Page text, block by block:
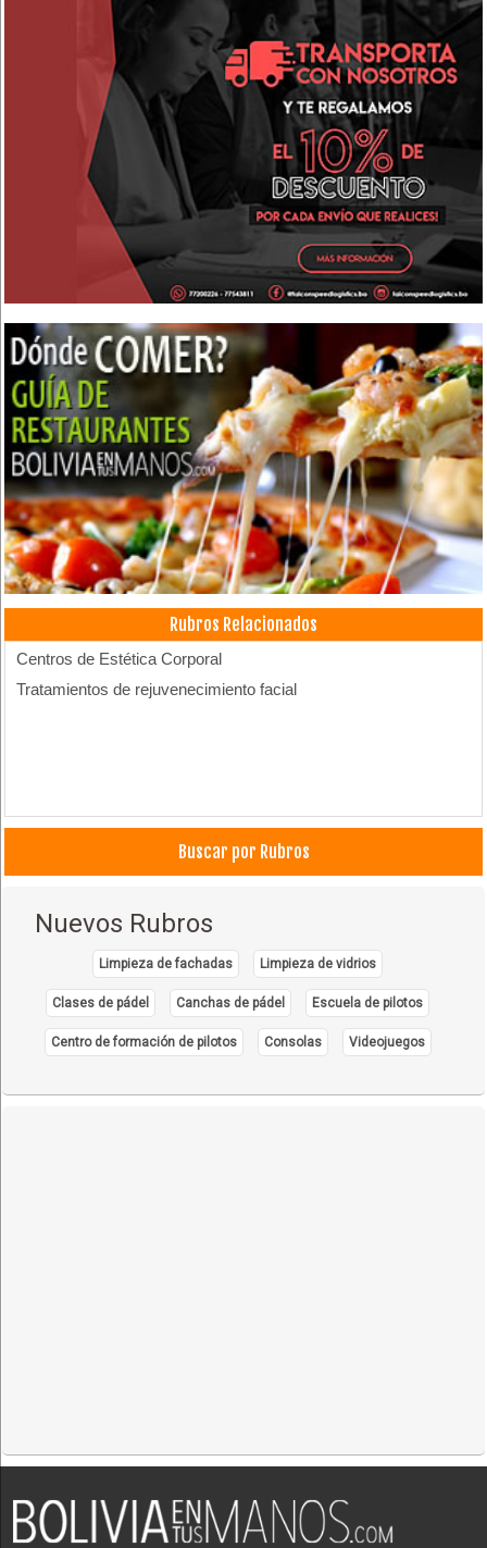
Rubros Relacionados
Centros de Estética Corporal
Tratamientos de rejuvenecimiento facial
Buscar por Rubros
Nuevos Rubros
Limpieza de fachadas Limpieza de vidrios
Clases de pádel Canchas de pádel Escuela de pilotos
Centro de formación de pilotos Consolas Videojuegos